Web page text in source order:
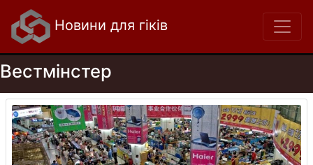
Новини для гіків
Вестмінстер